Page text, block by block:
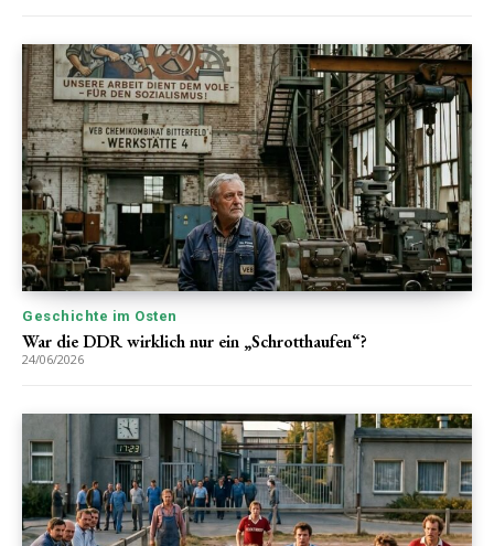
Geschichte im Osten
War die DDR wirklich nur ein „Schrotthaufen“?
24/06/2026